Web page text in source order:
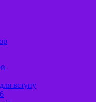
вступу